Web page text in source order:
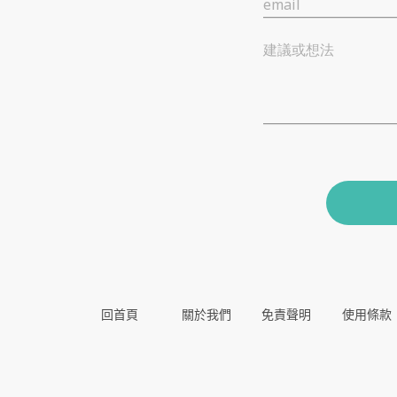
email
建議或想法
回首頁 關於我們 免責聲明 使用條款